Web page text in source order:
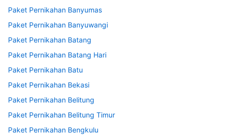
Paket Pernikahan Banyumas
Paket Pernikahan Banyuwangi
Paket Pernikahan Batang
Paket Pernikahan Batang Hari
Paket Pernikahan Batu
Paket Pernikahan Bekasi
Paket Pernikahan Belitung
Paket Pernikahan Belitung Timur
Paket Pernikahan Bengkulu